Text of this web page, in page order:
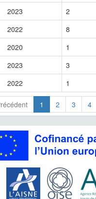
2023
2
2022
8
2020
1
2023
3
2022
1
1 2 3 4